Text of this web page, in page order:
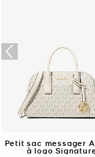
Petit sac messager
à logo